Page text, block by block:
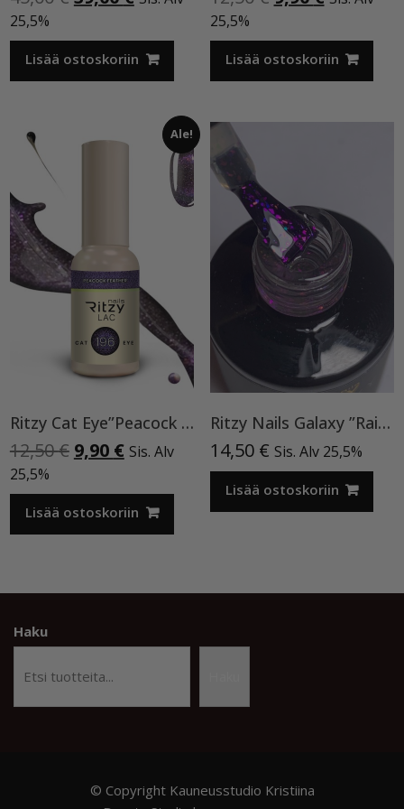
oli:
45,00 €.
on:
39,00 €.
25,5%
Lisää ostoskoriin
oli:
12,50 €.
on:
9,90 €.
25,5%
Lisää ostoskoriin
Ale!
Ritzy Cat Eye”Peacock feather”196, geelilakka
12,50€ Alkuperäinen
oli:
12,50 €.
9,90 €Nykyinen
on:
9,90 €.
Sis. Alv
25,5%
Lisää ostoskoriin
Ritzy Nails Galaxy ”Rainbow” 8ml
14,50 € Sis. Alv 25,5%
Lisää ostoskoriin
Haku
© Copyright Kauneusstudio Kristiina